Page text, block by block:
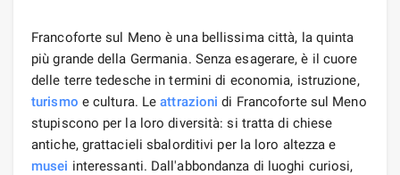
Francoforte sul Meno è una bellissima città, la quinta
più grande della Germania. Senza esagerare, è il cuore
delle terre tedesche in termini di economia, istruzione,
turismo e cultura. Leattrazioni di Francoforte sul Meno
stupiscono per la loro diversità: si tratta di chiese
antiche, grattacieli sbalorditivi per la loro altezza e
musei interessanti. Dall'abbondanza di luoghi curiosi,